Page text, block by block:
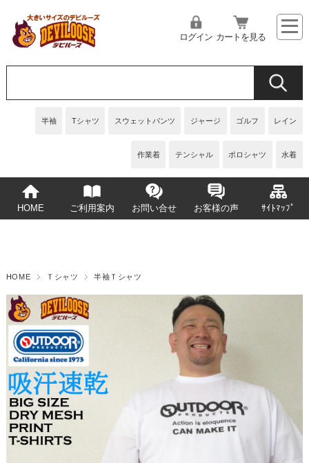
半袖 Tシャツ スウェットパンツ ジャージ ゴルフ レイン
作業着 テンシャル ポロシャツ 水着
ログイン カートを見る
HOME ご利用案内 お問い合せ お客様の声 ｻｲﾄﾏｯﾌﾟ
HOME Ｔシャツ 半袖Ｔシャツ